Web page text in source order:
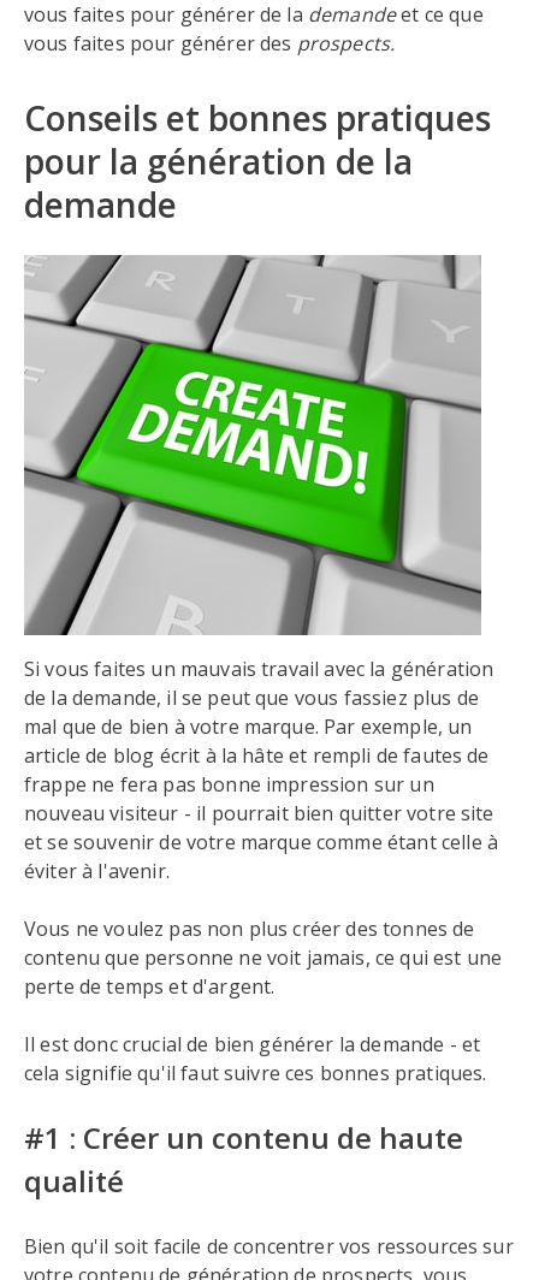
vous faites pour générer de la demandeet ce que
vous faites pour générer des prospects.
Conseils et bonnes pratiques
pour la génération de la
demande
Si vous faites un mauvais travail avec la génération
de la demande, il se peut que vous fassiez plus de
mal que de bien à votre marque. Par exemple, un
article de blog écrit à la hâte et rempli de fautes de
frappe ne fera pas bonne impression sur un
nouveau visiteur - il pourrait bien quitter votre site
et se souvenir de votre marque comme étant celle à
éviter à l'avenir.
Vous ne voulez pas non plus créer des tonnes de
contenu que personne ne voit jamais, ce qui est une
perte de temps et d'argent.
Il est donc crucial de bien générer la demande - et
cela signifie qu'il faut suivre ces bonnes pratiques.
#1 : Créer un contenu de haute
qualité
Bien qu'il soit facile de concentrer vos ressources sur